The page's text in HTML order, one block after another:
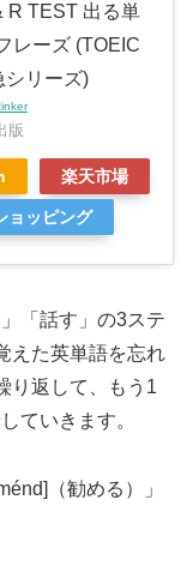
R TEST 出る単
レーズ (TOEIC
シリーズ)
版
楽天市場
ョッピング
「話す」の3ステ
えた英単語を忘れ
り返して、もう1
ていきます。
（勧める）」